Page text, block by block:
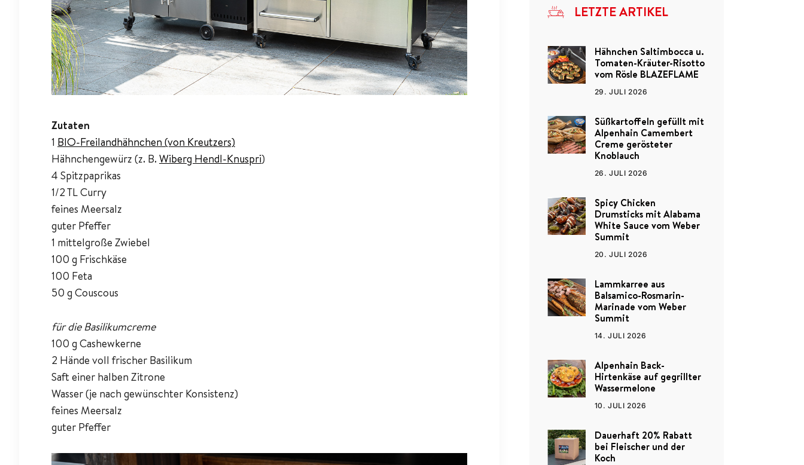
Zutaten
1 BIO-Freilandhähnchen (von Kreutzers)
Hähnchengewürz (z. B.Wiberg Hendl-Knuspri)
4 Spitzpaprikas
1/2 TL Curry
feines Meersalz
guter Pfeffer
1 mittelgroße Zwiebel
100 g Frischkäse
100 Feta
50 g Couscous
für die Basilikumcreme
100 g Cashewkerne
2 Hände voll frischer Basilikum
Saft einer halben Zitrone
Wasser (je nach gewünschter Konsistenz)
feines Meersalz
guter Pfeffer
LETZTE ARTIKEL
Hähnchen Saltimbocca u.
Tomaten-Kräuter-Risotto
vom Rösle BLAZEFLAME
29. JULI 2026
Süßkartoffeln gefüllt mit
Alpenhain Camembert
Creme gerösteter
Knoblauch
26. JULI 2026
Spicy Chicken
Drumsticks mit Alabama
White Sauce vom Weber
Summit
20. JULI 2026
Lammkarree aus
Balsamico-Rosmarin-
Marinade vom Weber
Summit
14. JULI 2026
Alpenhain Back-
Hirtenkäse auf gegrillter
Wassermelone
10. JULI 2026
Dauerhaft 20% Rabatt
bei Fleischer und der
Koch